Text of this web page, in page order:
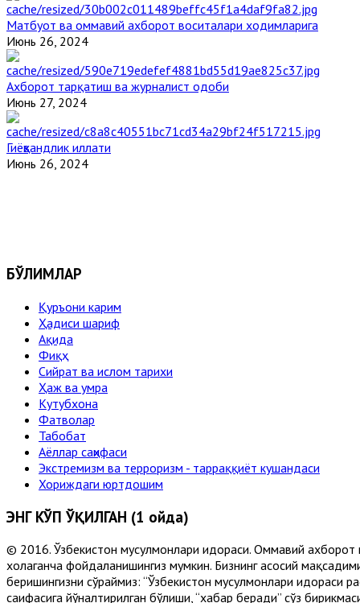
Матбуот ва оммавий ахборот воситалари ходимларига
Июнь 26, 2024
Ахборот тарқатиш ва журналист одоби
Июнь 27, 2024
Гиёҳвандлик иллати
Июнь 26, 2024
БЎЛИМЛАР
Қуръони карим
Ҳадиси шариф
Ақида
Фиқҳ
Сийрат ва ислом тарихи
Ҳаж ва умра
Кутубхона
Фатволар
Табобат
Аёллар саҳифаси
Экстремизм ва терроризм - тарраққиёт кушандаси
Хориждаги юртдошим
ЭНГ КЎП ЎҚИЛГАН (1 ойда)
© 2016. Ўзбекистон мусулмонлари идораси. Оммавий ахборот
хоҳлаганча фойдаланишингиз мумкин. Бизнинг асосий
беришингизни сўраймиз: “Ўзбекистон мусулмонлари идораси
саҳифасига йўналтирилган бўлиши, “хабар беради” сўз